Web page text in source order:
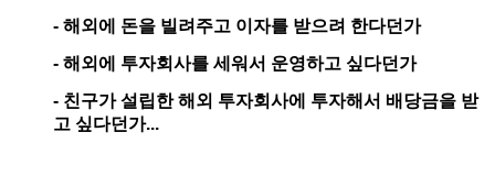
- 해외에 돈을 빌려주고 이자를 받으려 한다던가
- 해외에 투자회사를 세워서 운영하고 싶다던가
- 친구가 설립한 해외 투자회사에 투자해서 배당금을 받
고 싶다던가...